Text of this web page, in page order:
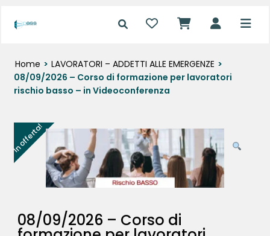
Home > LAVORATORI – ADDETTI ALLE EMERGENZE >
08/09/2026 – Corso di formazione per lavoratori
rischio basso – in Videoconferenza
In offerta!
08/09/2026 – Corso di